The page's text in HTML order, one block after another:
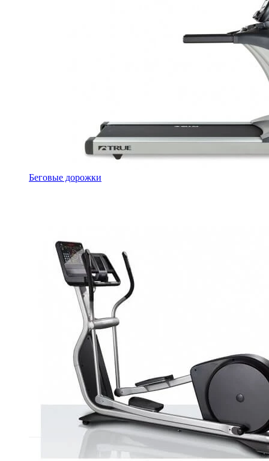
Беговые дорожки